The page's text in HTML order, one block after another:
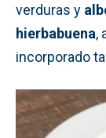
verduras y
hierbabuena,
incorporado